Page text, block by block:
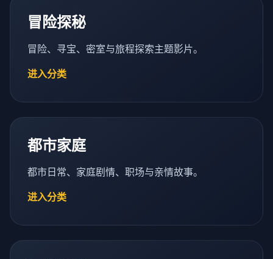
冒险探秘
冒险、寻宝、密室与旅程探索主题影片。
进入分类
都市家庭
都市日常、家庭剧情、职场与亲情故事。
进入分类